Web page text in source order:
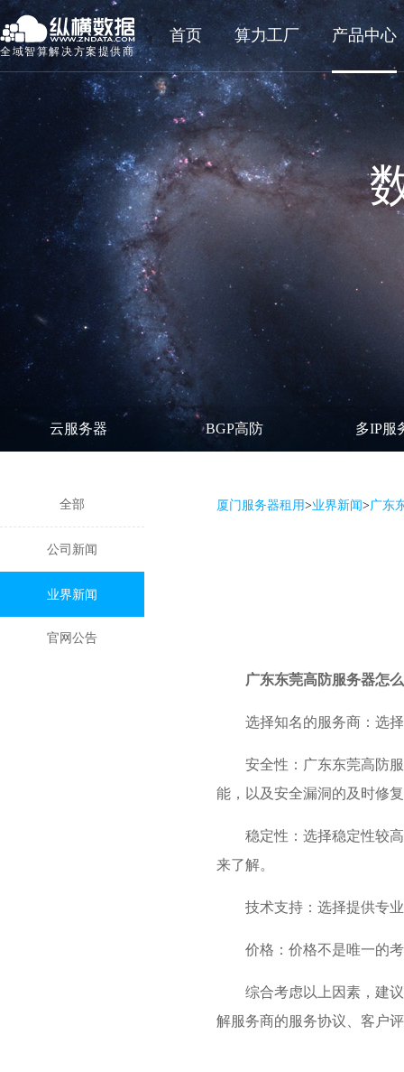
全域智算解决方案提供商
首页 算力工厂 产品中心
云服务器 BGP高防 多IP服
全部
公司新闻
业界新闻
官网公告
厦门服务器租用>业界新闻>广东
广东东莞高防服务器怎
选择知名的服务商：选
安全性：广东东莞高防
能，以及安全漏洞的及时修
稳定性：选择稳定性较
来了解。
技术支持：选择提供专
价格：价格不是唯一的
综合考虑以上因素，建
解服务商的服务协议、客户